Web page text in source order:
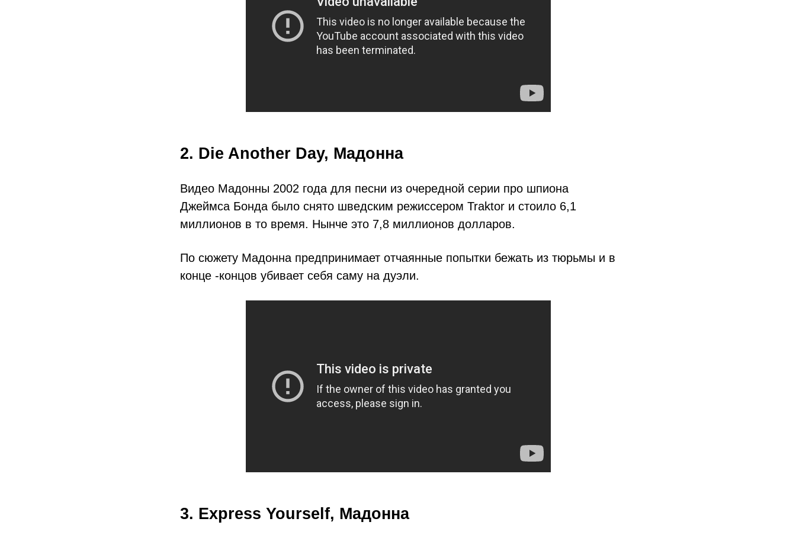
2. Die Another Day, Мадонна
Видео Мадонны 2002 года для песни из очередной серии про шпиона
Джеймса Бонда было снято шведским режиссером Traktor и стоило 6,1
миллионов в то время. Нынче это 7,8 миллионов долларов.
По сюжету Мадонна предпринимает отчаянные попытки бежать из тюрьмы и в
конце ‑концов убивает себя саму на дуэли.
3. Express Yourself, Мадонна